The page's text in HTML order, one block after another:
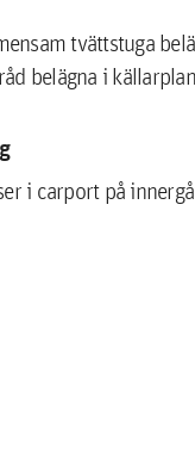
tvättstuga
belägna i källarplan
i carport på